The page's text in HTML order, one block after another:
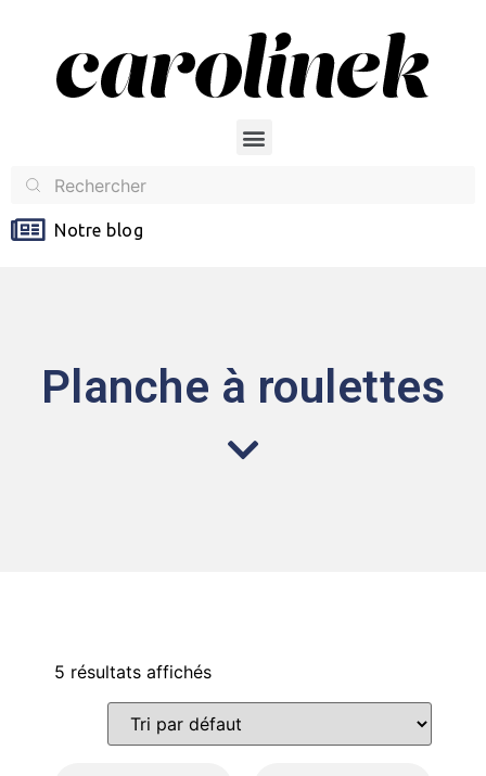
Notre blog
Planche à roulettes
5 résultats affichés